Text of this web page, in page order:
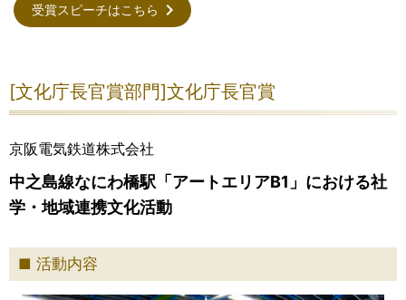
受賞スピーチはこちら
[文化庁長官賞部門]文化庁長官賞
京阪電気鉄道株式会社
中之島線なにわ橋駅「アートエリアB1」における社
学・地域連携文化活動
活動内容